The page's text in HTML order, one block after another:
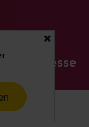
Stäng
intresse